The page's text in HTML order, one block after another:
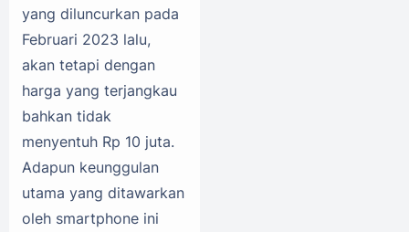
yang diluncurkan pada
Februari 2023 lalu,
akan tetapi dengan
harga yang terjangkau
bahkan tidak
menyentuh Rp 10 juta.
Adapun keunggulan
utama yang ditawarkan
oleh smartphone ini